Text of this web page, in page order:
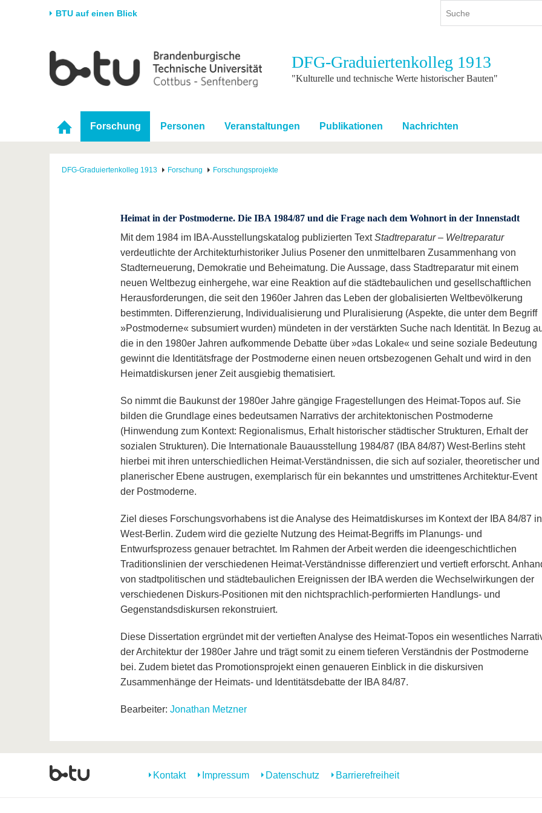
BTU auf einen Blick
Universität
Karriere & Engagement
Forschung
Förderung
Studium
Im Studium
International
Mit der BTU ins Ausland
Weiterbildung
Kontakt
DFG-Graduiertenkolleg 1913
"Kulturelle und technische Werte historischer Bauten"
Forschung Personen Veranstaltungen Publikationen Nachrichten
DFG-Graduiertenkolleg 1913 Forschung Forschungsprojekte
Heimat in der Postmoderne. Die IBA 1984/87 und die Frage nach dem Wohnort in der Innenstadt
Mit dem 1984 im IBA-Ausstellungskatalog publizierten TextStadtreparatur – Weltreparatur
verdeutlichte der Architekturhistoriker Julius Posener den unmittelbaren Zusammenhang von
Stadterneuerung, Demokratie und Beheimatung. Die Aussage, dass Stadtreparatur mit einem
neuen Weltbezug einhergehe, war eine Reaktion auf die städtebaulichen und gesellschaftlichen
Herausforderungen, die seit den 1960er Jahren das Leben der globalisierten Weltbevölkerung
bestimmten. Differenzierung, Individualisierung und Pluralisierung (Aspekte, die unter dem Begriff
»Postmoderne« subsumiert wurden) mündeten in der verstärkten Suche nach Identität. In Bezug
die in den 1980er Jahren aufkommende Debatte über »das Lokale« und seine soziale Bedeutung
gewinnt die Identitätsfrage der Postmoderne einen neuen ortsbezogenen Gehalt und wird in den
Heimatdiskursen jener Zeit ausgiebig thematisiert.
So nimmt die Baukunst der 1980er Jahre gängige Fragestellungen des Heimat-Topos auf. Sie
bilden die Grundlage eines bedeutsamen Narrativs der architektonischen Postmoderne
(Hinwendung zum Kontext: Regionalismus, Erhalt historischer städtischer Strukturen, Erhalt der
sozialen Strukturen). Die Internationale Bauausstellung 1984/87 (IBA 84/87) West-Berlins steht
hierbei mit ihren unterschiedlichen Heimat-Verständnissen, die sich auf sozialer, theoretischer und
planerischer Ebene austrugen, exemplarisch für ein bekanntes und umstrittenes Architektur-Event
der Postmoderne.
Ziel dieses Forschungsvorhabens ist die Analyse des Heimatdiskurses im Kontext der IBA 84/87 in
West-Berlin. Zudem wird die gezielte Nutzung des Heimat-Begriffs im Planungs- und
Entwurfsprozess genauer betrachtet. Im Rahmen der Arbeit werden die ideengeschichtlichen
Traditionslinien der verschiedenen Heimat-Verständnisse differenziert und vertieft erforscht.
von stadtpolitischen und städtebaulichen Ereignissen der IBA werden die Wechselwirkungen der
verschiedenen Diskurs-Positionen mit den nichtsprachlich-performierten Handlungs- und
Gegenstandsdiskursen rekonstruiert.
Diese Dissertation ergründet mit der vertieften Analyse des Heimat-Topos ein wesentliches
der Architektur der 1980er Jahre und trägt somit zu einem tieferen Verständnis der Postmoderne
bei. Zudem bietet das Promotionsprojekt einen genaueren Einblick in die diskursiven
Zusammenhänge der Heimats- und Identitätsdebatte der IBA 84/87.
Bearbeiter: Jonathan Metzner
Kontakt Impressum Datenschutz Barrierefreiheit